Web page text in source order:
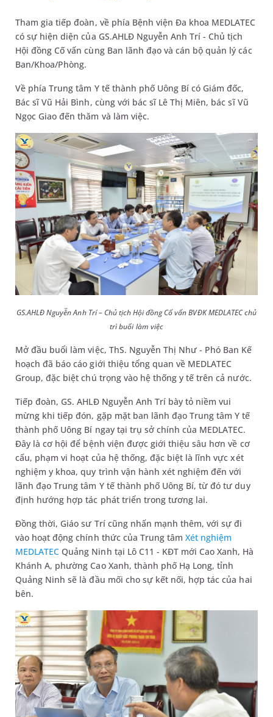
Tham gia tiếp đoàn, về phía Bệnh viện Đa khoa MEDLATEC
có sự hiện diện của GS.AHLĐ Nguyễn Anh Trí - Chủ tịch
Hội đồng Cố vấn cùng Ban lãnh đạo và cán bộ quản lý các
Ban/Khoa/Phòng.
Về phía Trung tâm Y tế thành phố Uông Bí có Giám đốc,
Bác sĩ Vũ Hải Bình, cùng với bác sĩ Lê Thị Miên, bác sĩ Vũ
Ngọc Giao đến thăm và làm việc.
GS.AHLĐ Nguyễn Anh Trí – Chủ tịch Hội đồng Cố vấn BVĐK MEDLATEC chủ
trì buổi làm việc
Mở đầu buổi làm việc, ThS. Nguyễn Thị Như - Phó Ban Kế
hoạch đã báo cáo giới thiệu tổng quan về MEDLATEC
Group, đặc biệt chú trọng vào hệ thống y tế trên cả nước.
Tiếp đoàn, GS. AHLĐ Nguyễn Anh Trí bày tỏ niềm vui
mừng khi tiếp đón, gặp mặt ban lãnh đạo Trung tâm Y tế
thành phố Uông Bí ngay tại trụ sở chính của MEDLATEC.
Đây là cơ hội để bệnh viện được giới thiệu sâu hơn về cơ
cấu, phạm vi hoạt của hệ thống, đặc biệt là lĩnh vực xét
nghiệm y khoa, quy trình vận hành xét nghiệm đến với
lãnh đạo Trung tâm Y tế thành phố Uông Bí, từ đó tư duy
định hướng hợp tác phát triển trong tương lai.
Đồng thời, Giáo sư Trí cũng nhấn mạnh thêm, với sự đi
vào hoạt động chính thức của Trung tâmXét nghiệm
MEDLATEC Quảng Ninh tại Lô C11 - KĐT mới Cao Xanh, Hà
Khánh A, phường Cao Xanh, thành phố Hạ Long, tỉnh
Quảng Ninh sẽ là đầu mối cho sự kết nối, hợp tác của hai
bên.